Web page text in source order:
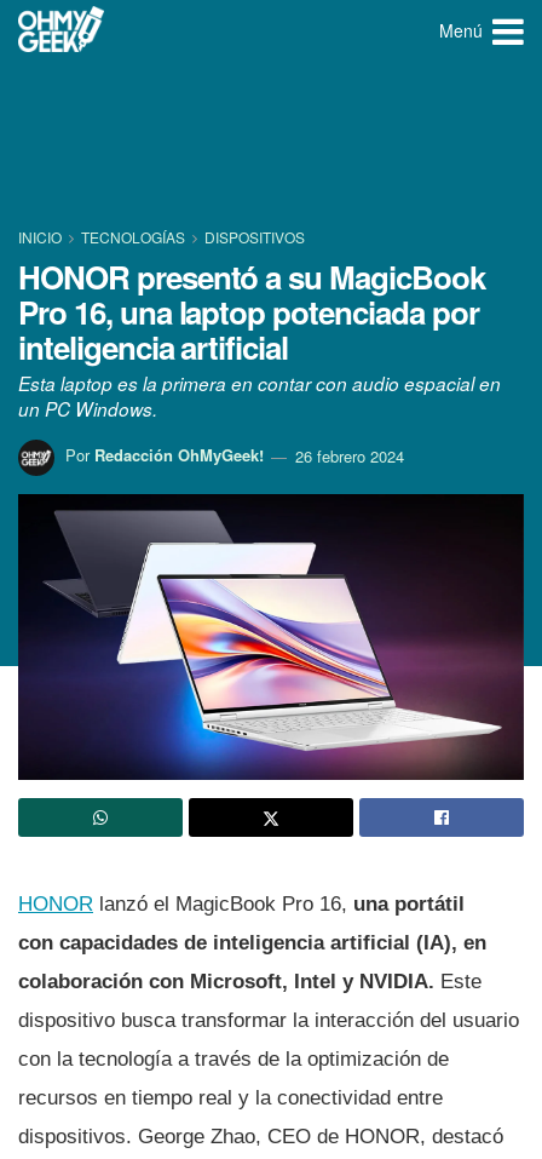
Menú
INICIO TECNOLOGÍ­AS DISPOSITIVOS
HONOR presentó a su MagicBook
Pro 16, una laptop potenciada por
inteligencia artificial
Esta laptop es la primera en contar con audio espacial en
un PC Windows.
Por Redacción OhMyGeek! 26 febrero 2024
HONOR lanzó el MagicBook Pro 16, una portátil
con capacidades de inteligencia artificial (IA), en
colaboración con Microsoft, Intel y NVIDIA. Este
dispositivo busca transformar la interacción del usuario
con la tecnología a través de la optimización de
recursos en tiempo real y la conectividad entre
dispositivos. George Zhao, CEO de HONOR, destacó